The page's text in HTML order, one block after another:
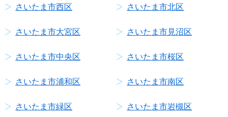
さいたま市西区 さいたま市北区
さいたま市大宮区 さいたま市見沼区
さいたま市中央区 さいたま市桜区
さいたま市浦和区 さいたま市南区
さいたま市緑区 さいたま市岩槻区